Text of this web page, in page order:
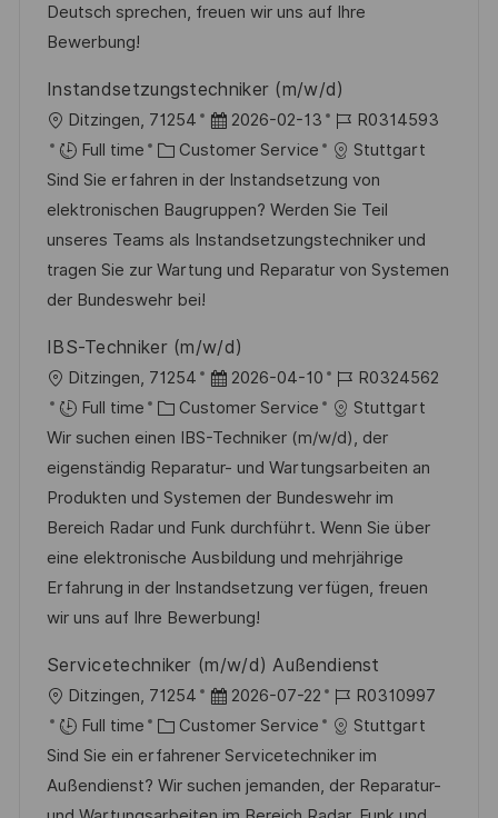
t
y
Deutsch sprechen, freuen wir uns auf Ihre
Bewerbung!
Instandsetzungstechniker (m/w/d)
L
o
c
a
t
i
o
Ditzingen, 71254
P
o
s
t
e
d
t
e
2026-02-13
J
o
b
I
d
R0314593
Full time
C
a
t
e
g
o
y
Customer Service
Stuttgart
Sind Sie erfahren in der Instandsetzung von
elektronischen Baugruppen? Werden Sie Teil
unseres Teams als Instandsetzungstechniker und
tragen Sie zur Wartung und Reparatur von Systemen
der Bundeswehr bei!
IBS-Techniker (m/w/d)
L
o
c
a
t
i
o
n
Ditzingen, 71254
P
o
s
t
e
d
D
a
t
2026-04-10
J
o
b
I
d
R0324562
Full time
C
a
t
e
g
o
r
y
Customer Service
Stuttgart
Wir suchen einen IBS-Techniker (m/w/d), der
eigenständig Reparatur- und Wartungsarbeiten an
Produkten und Systemen der Bundeswehr im
Bereich Radar und Funk durchführt. Wenn Sie über
eine elektronische Ausbildung und mehrjährige
Erfahrung in der Instandsetzung verfügen, freuen
wir uns auf Ihre Bewerbung!
Servicetechniker (m/w/d) Außendienst
L
o
c
a
Ditzingen, 71254
P
o
s
t
2026-07-22
J
o
b
I
R0310997
Full time
C
a
t
Customer Service
Stuttgart
Sind Sie ein erfahrener Servicetechniker im
Außendienst? Wir suchen jemanden, der Reparatur-